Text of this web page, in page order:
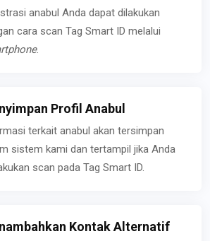
anabul Anda dapat dilakukan
cara scan Tag Smart ID melalui
.
Profil Anabul
terkait anabul akan tersimpan
sistem kami dan tertampil jika Anda
scan pada Tag Smart ID.
Kontak Alternatif